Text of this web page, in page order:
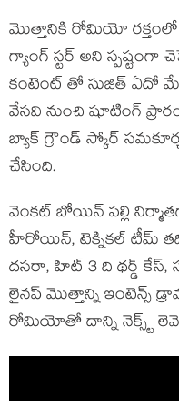
మొత్తానికి రోమియో
గ్యాంగ్ స్టర్ అని
కంటెంట్ తో సుజిత్ ఏదో
వేసవి నుంచి షూటింగ్
బ్యాక్ గ్రౌండ్ స్కోర్
చేసింది.
వెంకట్ బోయిన్ పల్లి
హీరోయిన్, టెక్నికల్ టీమ్
దసరా, హిట్ 3 ది థర్డ్
లైనప్ మొత్తాన్ని ఇంటెన్స్
రోమియోతో దాన్ని నెక్స్ట్ లెవెల్